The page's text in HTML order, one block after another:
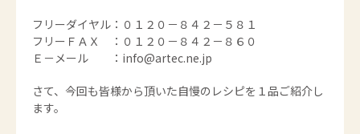
フリーダイヤル：０１２０－８４２－５８１
フリーＦＡＸ ：０１２０－８４２－８６０
Ｅ－メール ：info@artec.ne.jp
さて、今回も皆様から頂いた自慢のレシピを１品ご紹介し
ます。